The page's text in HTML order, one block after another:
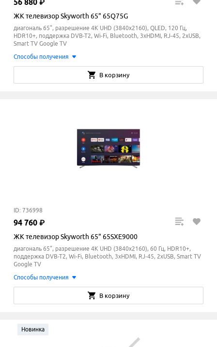
56 880 ₽
ЖК телевизор Skyworth 65" 65Q75G
диагональ 65", разрешение 4K UHD (3840x2160), QLED, 120 Гц,
HDR10+, поддержка DVB-T2, Wi-Fi, Bluetooth, 3xHDMI, RJ-45, 2xUSB,
Smart TV Google TV
Способы получения
В корзину
ID: 736998
94 760 ₽
ЖК телевизор Skyworth 65" 65SXE9000
диагональ 65", разрешение 4K UHD (3840x2160), 60 Гц, HDR10+,
поддержка DVB-T2, Wi-Fi, Bluetooth, 3xHDMI, RJ-45, 2xUSB, Smart TV
Google TV
Способы получения
В корзину
Новинка